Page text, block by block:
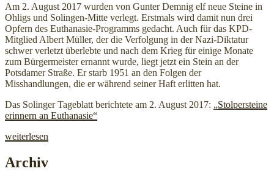
Am 2. August 2017 wurden von Gunter Demnig elf neue Steine in
Ohligs und Solingen-Mitte verlegt. Erstmals wird damit nun drei
Opfern des Euthanasie-Programms gedacht. Auch für das KPD-
Mitglied Albert Müller, der die Verfolgung in der Nazi-Diktatur
schwer verletzt überlebte und nach dem Krieg für einige Monate
zum Bürgermeister ernannt wurde, liegt jetzt ein Stein an der
Potsdamer Straße. Er starb 1951 an den Folgen der
Misshandlungen, die er während seiner Haft erlitten hat.
Das Solinger Tageblatt berichtete am 2. August 2017: „Stolpersteine
erinnern an Euthanasie“
„Stolpersteinverlegung
weiterlesen
Archiv